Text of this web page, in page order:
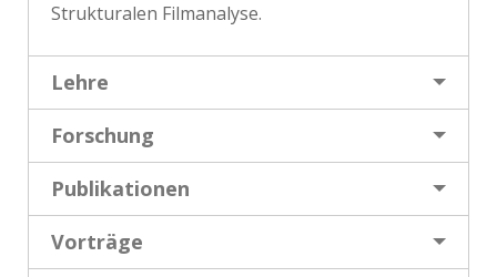
Strukturalen Filmanalyse.
Lehre
Forschung
Publikationen
Vorträge